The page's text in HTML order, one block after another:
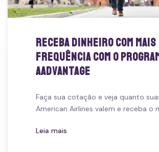
Receba dinheiro com mais
frequência com o
AAdvantage
Faça sua cotação e veja quanto
American Airlines valem e receba o
Leia mais